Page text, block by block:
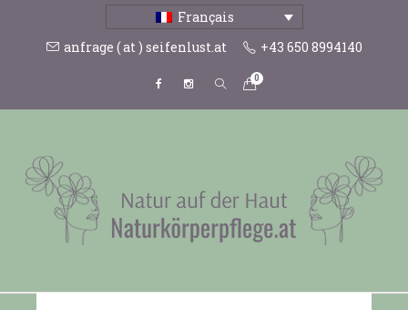
Français
anfrage ( at ) seifenlust.at
+43 650 8994140
0